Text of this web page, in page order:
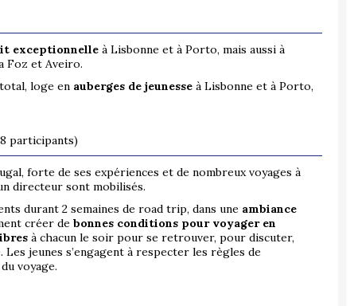
exceptionnelle à Lisbonne et à Porto, mais aussi à
Foz et Aveiro.
loge en auberges de jeunesse à Lisbonne et à Porto,
participants)
forte de ses expériences et de nombreux voyages à
directeur sont mobilisés.
durant 2 semaines de road trip, dans une ambiance
créer de bonnes conditions pour voyager en
à chacun le soir pour se retrouver, pour discuter,
jeunes s’engagent à respecter les règles de
voyage.